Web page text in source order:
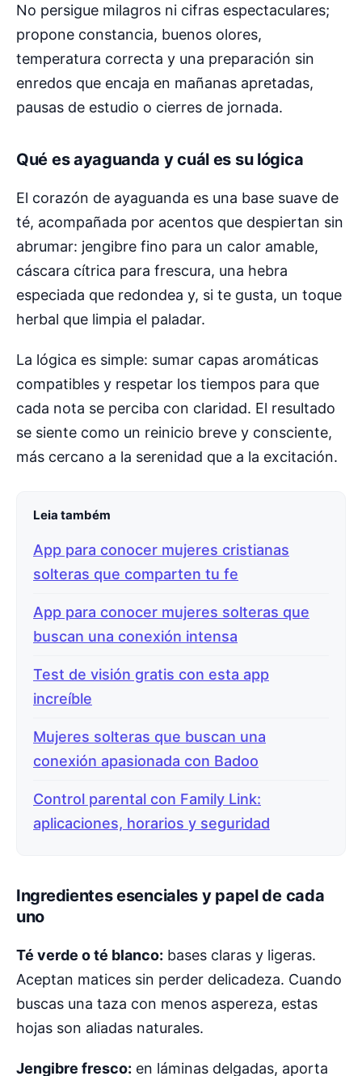
No persigue milagros ni cifras espectaculares;
propone constancia, buenos olores,
temperatura correcta y una preparación sin
enredos que encaja en mañanas apretadas,
pausas de estudio o cierres de jornada.
Qué es ayaguanda y cuál es su lógica
El corazón de ayaguanda es una base suave de
té, acompañada por acentos que despiertan sin
abrumar: jengibre fino para un calor amable,
cáscara cítrica para frescura, una hebra
especiada que redondea y, si te gusta, un toque
herbal que limpia el paladar.
La lógica es simple: sumar capas aromáticas
compatibles y respetar los tiempos para que
cada nota se perciba con claridad. El resultado
se siente como un reinicio breve y consciente,
más cercano a la serenidad que a la excitación.
Leia também
App para conocer mujeres cristianas
solteras que comparten tu fe
App para conocer mujeres solteras que
buscan una conexión intensa
Test de visión gratis con esta app
increíble
Mujeres solteras que buscan una
conexión apasionada con Badoo
Control parental con Family Link:
aplicaciones, horarios y seguridad
Ingredientes esenciales y papel de cada
uno
Té verde o té blanco: bases claras y ligeras.
Aceptan matices sin perder delicadeza. Cuando
buscas una taza con menos aspereza, estas
hojas son aliadas naturales.
Jengibre fresco: en láminas delgadas, aporta